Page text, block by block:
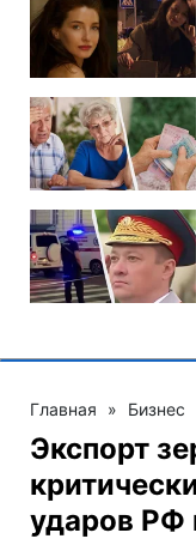
Главная » Бизнес
Экспорт
ударов РФ